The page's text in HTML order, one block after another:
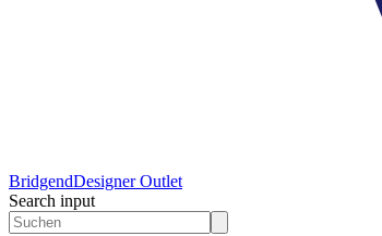
BridgendDesigner Outlet
Search input